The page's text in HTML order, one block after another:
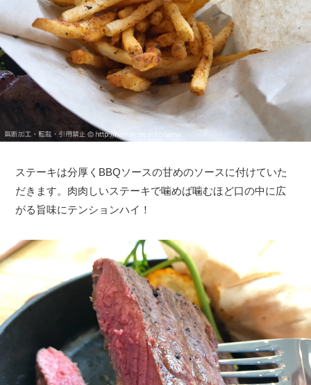
ステーキは分厚くBBQソースの甘めのソースに付けていた
だきます。肉肉しいステーキで噛めば噛むほど口の中に広
がる旨味にテンションハイ！